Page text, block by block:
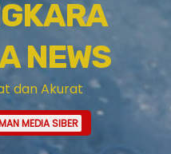
NEWS
dan Akurat
MEDIA SIBER